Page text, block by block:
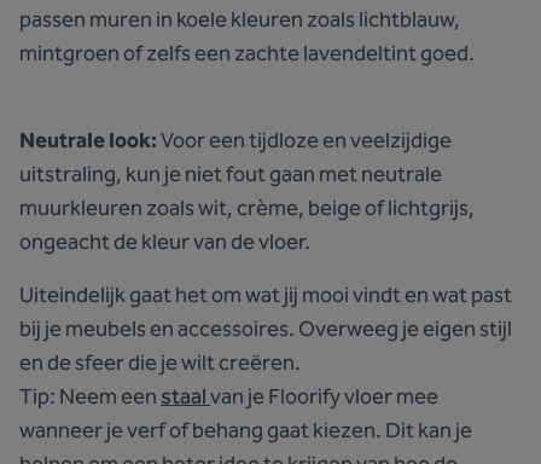
passen muren in koele kleuren zoals lichtblauw,
mintgroen of zelfs een zachte lavendeltint goed.
Neutrale look:Voor een tijdloze en veelzijdige
uitstraling, kun je niet fout gaan met neutrale
muurkleuren zoals wit, crème, beige of lichtgrijs,
ongeacht de kleur van de vloer.
Uiteindelijk gaat het om wat jij mooi vindt en wat past
bij je meubels en accessoires. Overweeg je eigen stijl
en de sfeer die je wilt creëren.
Tip: Neem een staalvan je Floorify vloer mee
wanneer je verf of behang gaat kiezen. Dit kan je